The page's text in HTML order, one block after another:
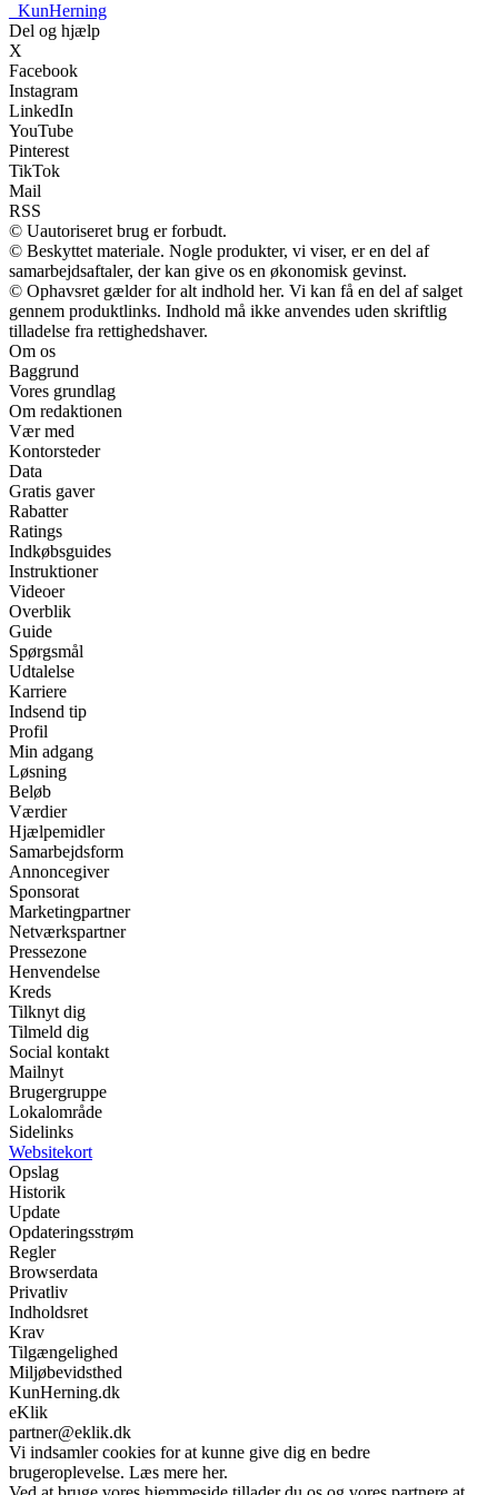
KunHerning
Del og hjælp
X
Facebook
Instagram
LinkedIn
YouTube
Pinterest
TikTok
Mail
RSS
© Uautoriseret brug er forbudt.
© Beskyttet materiale. Nogle produkter, vi viser, er en del af
samarbejdsaftaler, der kan give os en økonomisk gevinst.
© Ophavsret gælder for alt indhold her. Vi kan få en del af salget
gennem produktlinks. Indhold må ikke anvendes uden skriftlig
tilladelse fra rettighedshaver.
Om os
Baggrund
Vores grundlag
Om redaktionen
Vær med
Kontorsteder
Data
Gratis gaver
Rabatter
Ratings
Indkøbsguides
Instruktioner
Videoer
Overblik
Guide
Spørgsmål
Udtalelse
Karriere
Indsend tip
Profil
Min adgang
Løsning
Beløb
Værdier
Hjælpemidler
Samarbejdsform
Annoncegiver
Sponsorat
Marketingpartner
Netværkspartner
Pressezone
Henvendelse
Kreds
Tilknyt dig
Tilmeld dig
Social kontakt
Mailnyt
Brugergruppe
Lokalområde
Sidelinks
Websitekort
Opslag
Historik
Update
Opdateringsstrøm
Regler
Browserdata
Privatliv
Indholdsret
Krav
Tilgængelighed
Miljøbevidsthed
KunHerning.dk
eKlik
partner@eklik.dk
Vi indsamler cookies for at kunne give dig en bedre
brugeroplevelse. Læs mere her.